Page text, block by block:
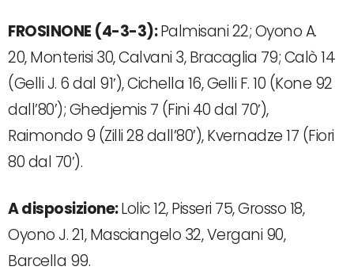
FROSINONE (4-3-3):Palmisani 22; Oyono A.
20, Monterisi 30, Calvani 3, Bracaglia 79; Calò 14
(Gelli J. 6 dal 91′), Cichella 16, Gelli F. 10 (Kone 92
dall’80’); Ghedjemis 7 (Fini 40 dal 70′),
Raimondo 9 (Zilli 28 dall’80’), Kvernadze 17 (Fiori
80 dal 70′).
Adisposizione:Lolic 12, Pisseri 75, Grosso 18,
Oyono J. 21, Masciangelo 32, Vergani 90,
Barcella 99.